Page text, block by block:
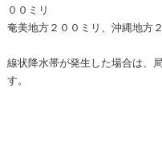
００ミリ
奄美地方２００ミリ、沖縄地方
線状降水帯が発生した場合は、
す。